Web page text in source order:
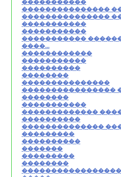
�����������
���������������
���������������
�����������
�����������
�����������
����...
������������
�����������
����������
��������
���������������
����������������
��������
�����������
�������������
����������
��������������
���������
����������
�������
���������
��������